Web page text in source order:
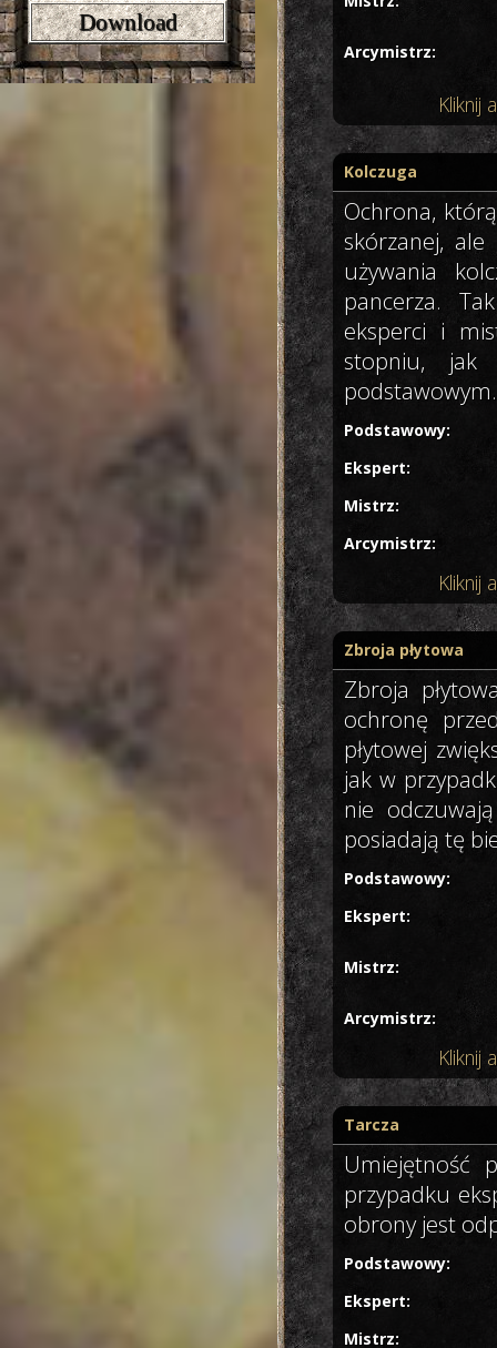
Download
Arcymistrz:
Kliknij
Kolczuga
Ochrona,
skórzanej,
używania
pancerza.
eksperci i
stopniu, jak
podstawowym.
Podstawowy:
Ekspert:
Mistrz:
Arcymistrz:
Kliknij
Zbroja płytowa
Zbroja
ochronę
płytowej
jak w
nie
posiadają tę
Podstawowy:
Ekspert:
Mistrz:
Arcymistrz:
Kliknij
Tarcza
Umiejętność
przypadku
obrony jest
Podstawowy:
Ekspert:
Mistrz: